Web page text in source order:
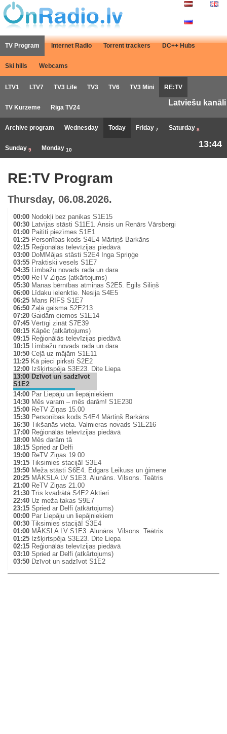
TV Program Internet Radio Torrent trackers DC++ Hubs
Ski hills Webcams
LTV1 LTV7 TV3 Life TV3 TV6 TV3 Mini RE:TV
TV Kurzeme Riga TV24
Latviešu kanāli
Archive program Wednesday Today Friday 7 Saturday 8
Sunday 9 Monday 10
13:44
RE:TV Program
Thursday, 06.08.2026.
00:00 Nodokļi bez panikas S1E15
00:30 Latvijas stāsti S11E1. Ansis un Renārs Vārsbergi
01:00 Paititi piezīmes S1E1
01:25 Personības kods S4E4 Mārtiņš Barkāns
02:15 Reģionālās televīzijas piedāvā
03:00 DoMMājas stāsti S2E4 Inga Spriņģe
03:55 Praktiski vesels S1E7
04:35 Limbažu novads rada un dara
05:00 ReTV Ziņas (atkārtojums)
05:30 Manas bērnības atmiņas S2E5. Egils Siliņš
06:00 Līdaku ielenktie. Nesija S4E5
06:25 Mans RIFS S1E7
06:50 Zaļā gaisma S2E213
07:20 Gaidām ciemos S1E14
07:45 Vērtīgi zināt S7E39
08:15 Kāpēc (atkārtojums)
09:15 Reģionālās televīzijas piedāvā
10:15 Limbažu novads rada un dara
10:50 Ceļā uz mājām S1E11
11:25 Kā pieci pirksti S2E2
12:00 Izšķirtspēja S3E23. Dite Liepa
13:00 Dzīvot un sadzīvot
S1E2
14:00 Par Liepāju un liepājniekiem
14:30 Mēs varam – mēs darām! S1E230
15:00 ReTV Ziņas 15.00
15:30 Personības kods S4E4 Mārtiņš Barkāns
16:30 Tikšanās vieta. Valmieras novads S1E216
17:00 Reģionālās televīzijas piedāvā
18:00 Mēs darām tā
18:15 Spried ar Delfi
19:00 ReTV Ziņas 19.00
19:15 Tiksimies stacijā! S3E4
19:50 Meža stāsti S6E4. Edgars Leikuss un ģimene
20:25 MĀKSLA LV S1E3. Alunāns. Vilsons. Teātris
21:00 ReTV Ziņas 21.00
21:30 Trīs kvadrātā S4E2 Aktieri
22:40 Uz meža takas S9E7
23:15 Spried ar Delfi (atkārtojums)
00:00 Par Liepāju un liepājniekiem
00:30 Tiksimies stacijā! S3E4
01:00 MĀKSLA LV S1E3. Alunāns. Vilsons. Teātris
01:25 Izšķirtspēja S3E23. Dite Liepa
02:15 Reģionālās televīzijas piedāvā
03:10 Spried ar Delfi (atkārtojums)
03:50 Dzīvot un sadzīvot S1E2